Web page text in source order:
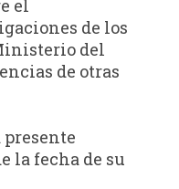
el
de los
del
de otras
presente
la fecha de su